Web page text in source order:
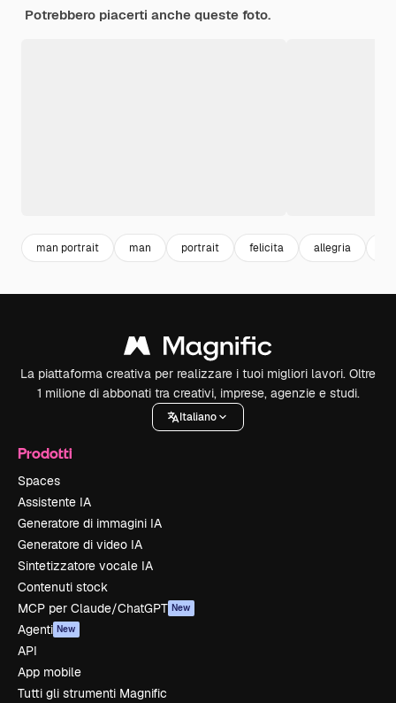
Potrebbero piacerti anche queste foto.
man portrait man portrait felicita allegria
La piattaforma creativa per realizzare i tuoi migliori lavori. Oltre
1 milione di abbonati tra creativi, imprese, agenzie e studi.
Italiano
Prodotti
Spaces
Assistente IA
Generatore di immagini IA
Generatore di video IA
Sintetizzatore vocale IA
Contenuti stock
MCP per Claude/ChatGPT New
Agenti New
API
App mobile
Tutti gli strumenti Magnific